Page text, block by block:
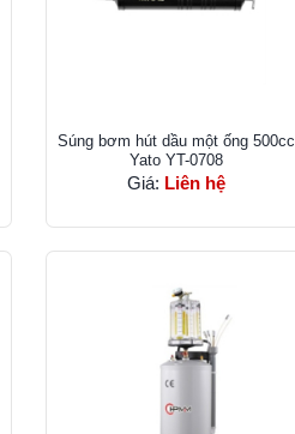
Súng bơm hút dầu một ống 500cc
Yato YT-0708
Giá: Liên hệ